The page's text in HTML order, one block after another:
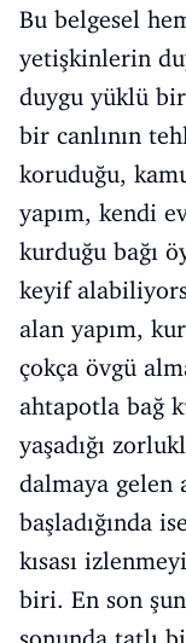
Bu belgesel
yetişkinlerin
duygu yüklü bir
bir canlının
koruduğu,
yapım, kendi
kurduğu bağı
keyif
alan yapım,
çokça övgü
ahtapotla bağ
yaşadığı
dalmaya gelen
başladığında
kısası
biri. En son